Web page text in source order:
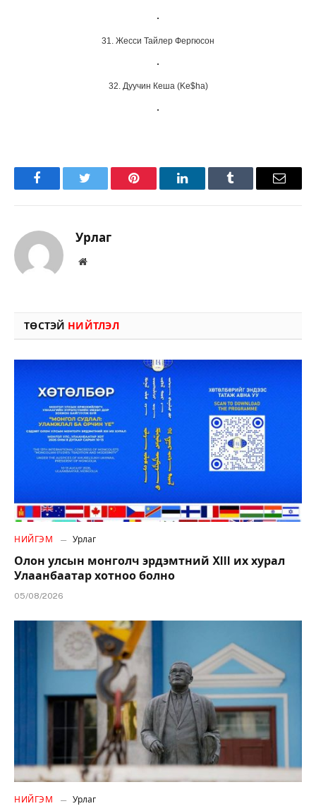
31. Жесси Тайлер Фергюсон
32. Дуучин Кеша (Ke$ha)
FacebookTwitter Pinterest LinkedInTumblr Имэйл
Урлаг
Вэбсайт
ТӨСТЭЙ НИЙТЛЭЛ
НИЙГЭМ Урлаг
Олон улсын монголч эрдэмтний XIII их хурал
Улаанбаатар хотноо болно
05/08/2026
НИЙГЭМ Урлаг